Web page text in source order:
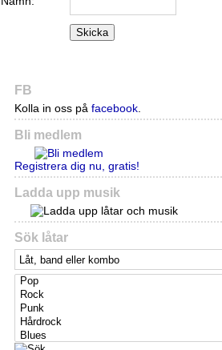
Skicka
FB
Kolla in oss på facebook.
Bli medlem
Registrera dig nu, gratis!
Ladda upp musik
Sök låtar